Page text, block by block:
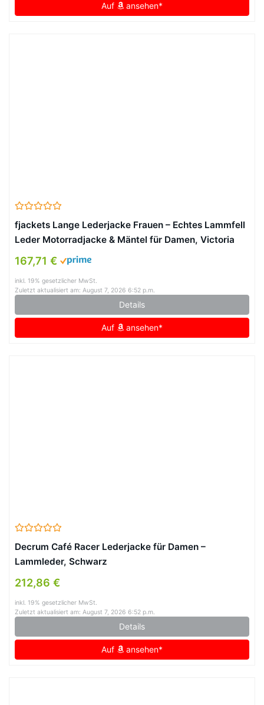
Auf ansehen*
fjackets Lange Lederjacke Frauen – Echtes Lammfell
Leder Motorradjacke & Mäntel für Damen, Victoria
Brown, L
167,71 €
inkl. 19% gesetzlicher MwSt.
Zuletzt aktualisiert am: August 7, 2026 6:52 p.m.
Details
Auf ansehen*
Decrum Café Racer Lederjacke für Damen –
Lammleder, Schwarz
212,86 €
inkl. 19% gesetzlicher MwSt.
Zuletzt aktualisiert am: August 7, 2026 6:52 p.m.
Details
Auf ansehen*